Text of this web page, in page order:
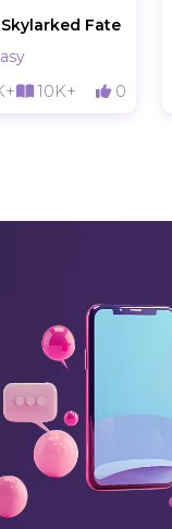
Fate
10K+ 0